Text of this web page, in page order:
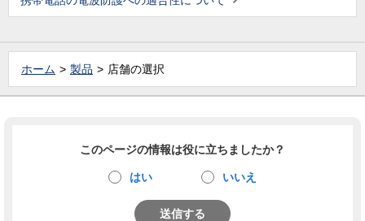
ホーム 製品 店舗の選択
このページの情報は役に立ちましたか？
はい いいえ
送信する